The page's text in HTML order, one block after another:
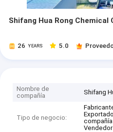
Shifang Hua Rong Chemical
26 YEARS 5.0
Nombre de
compañía
Shifang
Tipo de negocio:
Vendedor